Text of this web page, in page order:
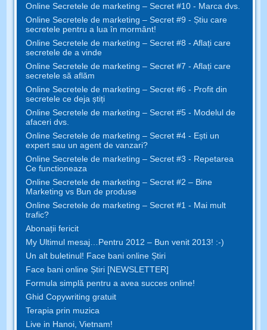
Online Secretele de marketing – Secret #10 - Marca dvs.
Online Secretele de marketing – Secret #9 - Știu care
secretele pentru a lua în mormânt!
Online Secretele de marketing – Secret #8 - Aflați care
secretele de a vinde
Online Secretele de marketing – Secret #7 - Aflați care
secretele să aflăm
Online Secretele de marketing – Secret #6 - Profit din
secretele ce deja știți
Online Secretele de marketing – Secret #5 - Modelul de
afaceri dvs.
Online Secretele de marketing – Secret #4 - Ești un
expert sau un agent de vanzari?
Online Secretele de marketing – Secret #3 - Repetarea
Ce functioneaza
Online Secretele de marketing – Secret #2 – Bine
Marketing vs Bun de produse
Online Secretele de marketing – Secret #1 - Mai mult
trafic?
Abonații fericit
My Ultimul mesaj…Pentru 2012 – Bun venit 2013! :-)
Un alt buletinul! Face bani online Știri
Face bani online Știri [NEWSLETTER]
Formula simplă pentru a avea succes online!
Ghid Copywriting gratuit
Terapia prin muzica
Live in Hanoi, Vietnam!